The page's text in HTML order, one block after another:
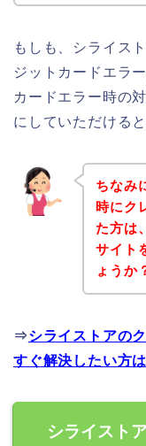
もしも、シライス
ジットカードエラ
カードエラー時の
にしていただける
ちなみ
時にク
た方は
サイト
ょうか
⇒シライストアの
すぐ解決したい方
シライスト